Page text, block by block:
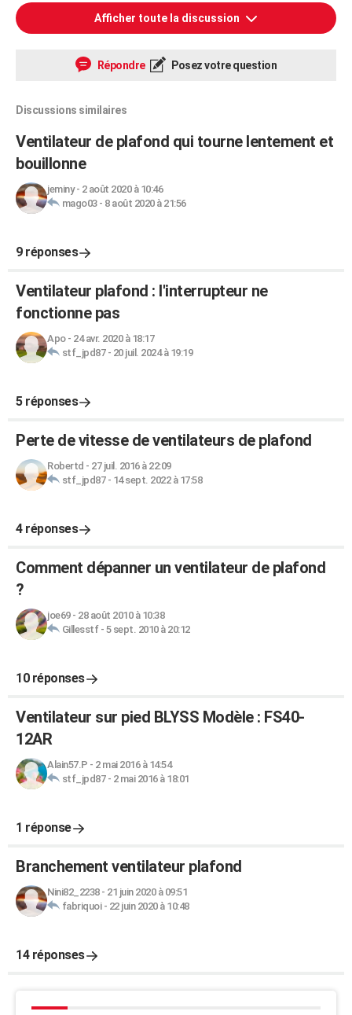
Afficher toute la discussion
Répondre Posez votre question
Discussions similaires
Ventilateur de plafond qui tourne lentement et
bouillonne
jeminy- 2 août 2020 à 10:46
mago03- 8 août 2020 à 21:56
9 réponses
Ventilateur plafond : l'interrupteur ne
fonctionne pas
Apo- 24 avr. 2020 à 18:17
stf_jpd87- 20 juil. 2024 à 19:19
5 réponses
Perte de vitesse de ventilateurs de plafond
Robertd - 27 juil. 2016 à 22:09
stf_jpd87- 14 sept. 2022 à 17:58
4 réponses
Comment dépanner un ventilateur de plafond
?
joe69- 28 août 2010 à 10:38
Gillesstf- 5 sept. 2010 à 20:12
10 réponses
Ventilateur sur pied BLYSS Modèle : FS40-
12AR
Alain57.P - 2 mai 2016 à 14:54
stf_jpd87- 2 mai 2016 à 18:01
1 réponse
Branchement ventilateur plafond
Nini82_2238- 21 juin 2020 à 09:51
fabriquoi- 22 juin 2020 à 10:48
14 réponses